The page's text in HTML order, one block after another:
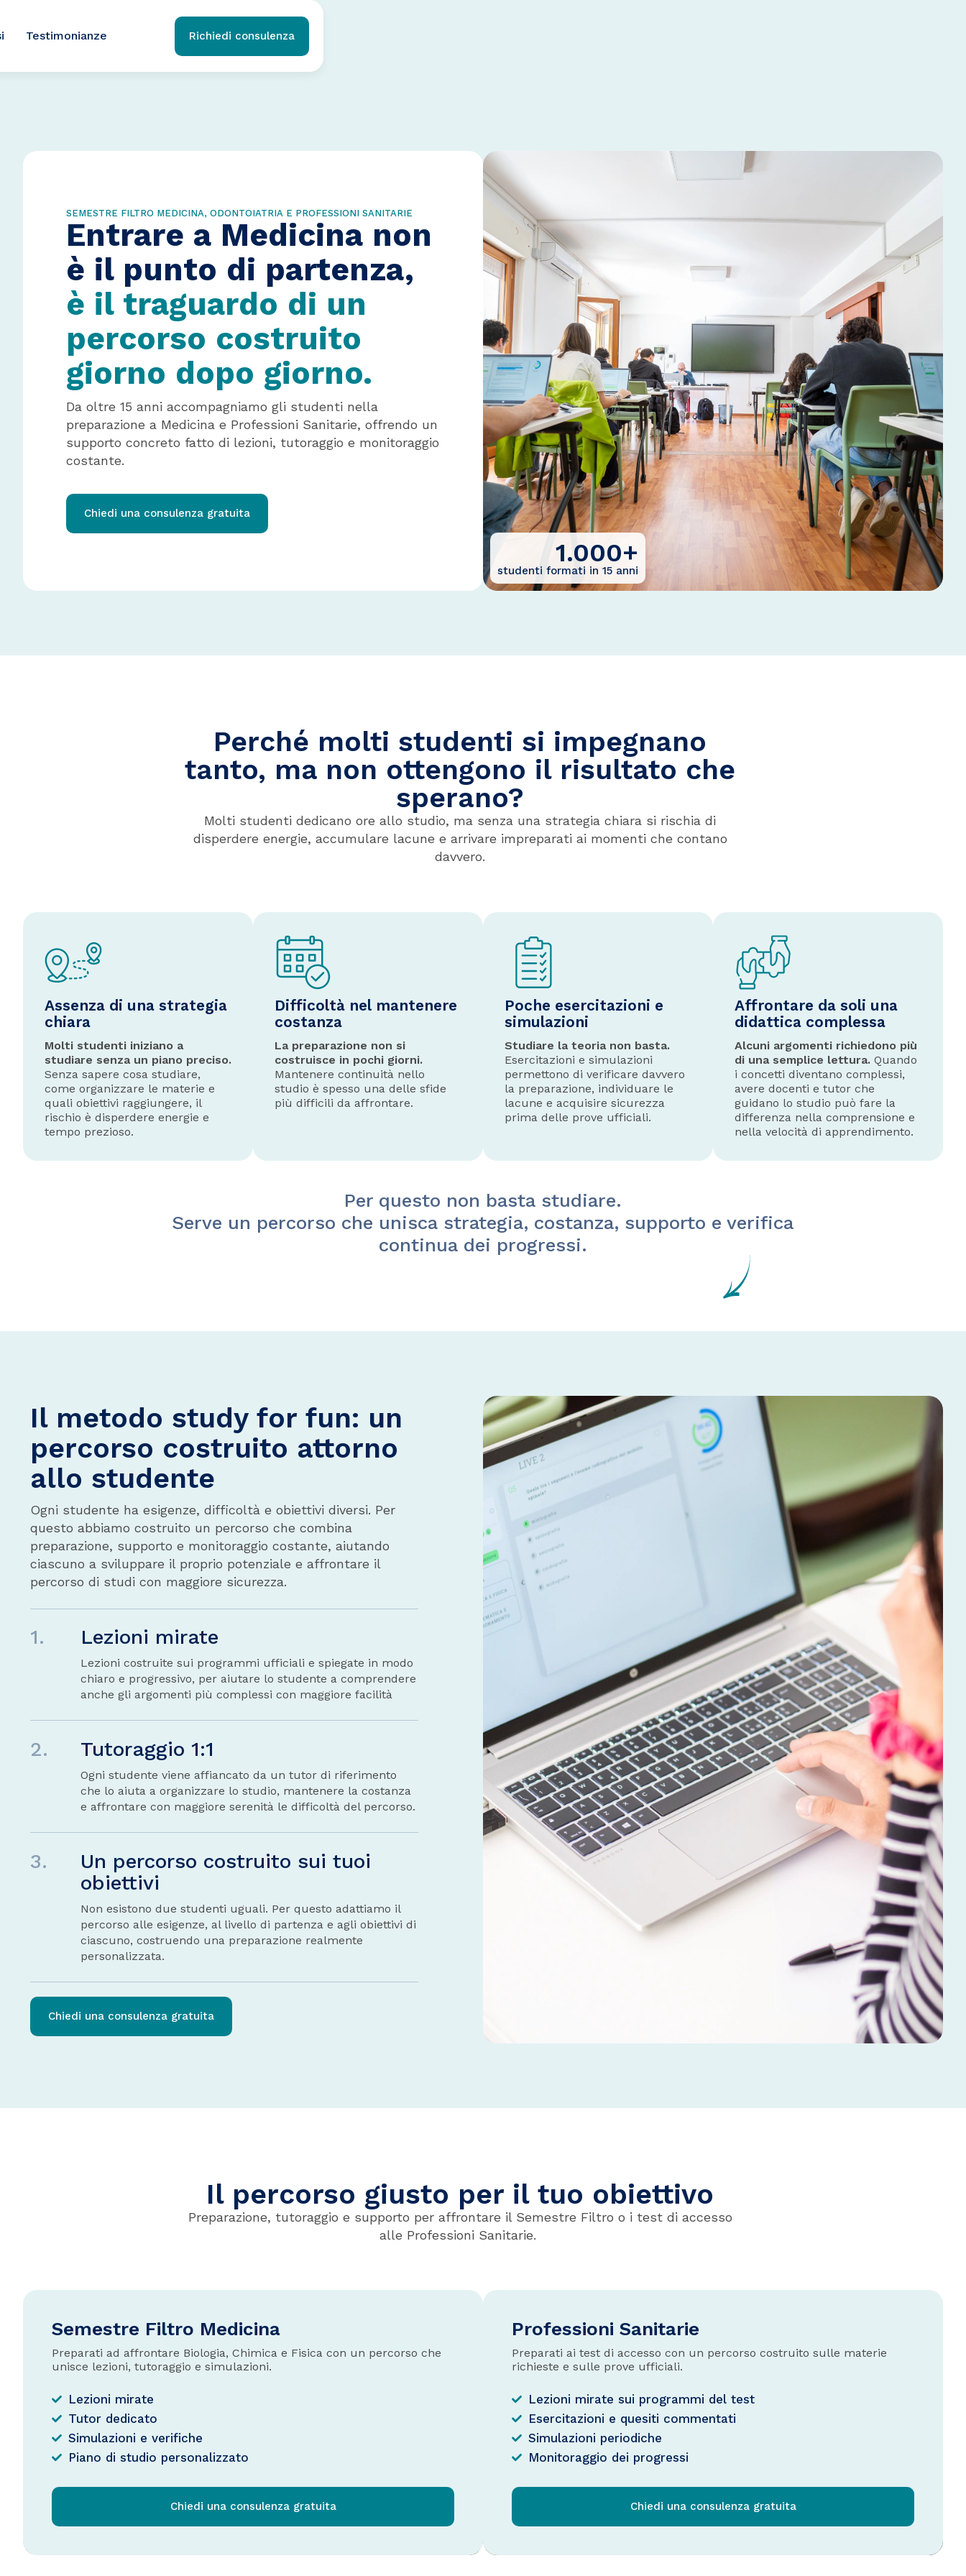
Testimonianze Richiedi consulenza
SEMESTRE FILTRO MEDICINA, ODONTOIATRIA E PROFESSIONI SANITARIE
Entrare a Medicina non
è il punto di partenza,
è il traguardo di un
percorso costruito
giorno dopo giorno.
Da oltre 15 anni accompagniamo gli studenti nella
preparazione a Medicina e Professioni Sanitarie, offrendo un
supporto concreto fatto di lezioni, tutoraggio e monitoraggio
costante.
Chiedi una consulenza gratuita
studenti formati in 15 anni
1.000+
Perché molti studenti si impegnano
tanto, ma non ottengono il risultato che
sperano?
Molti studenti dedicano ore allo studio, ma senza una strategia chiara si rischia di
disperdere energie, accumulare lacune e arrivare impreparati ai momenti che contano
davvero.
Assenza di una strategia
chiara
Molti studenti iniziano a
studiare senza un piano preciso.
Senza sapere cosa studiare,
come organizzare le materie e
quali obiettivi raggiungere, il
rischio è disperdere energie e
tempo prezioso.
Difficoltà nel mantenere
costanza
La preparazione non si
costruisce in pochi giorni.
Mantenere continuità nello
studio è spesso una delle sfide
più difficili da affrontare.
Poche esercitazioni e
simulazioni
Studiare la teoria non basta.
Esercitazioni e simulazioni
permettono di verificare davvero
la preparazione, individuare le
lacune e acquisire sicurezza
prima delle prove ufficiali.
Affrontare da soli una
didattica complessa
Alcuni argomenti richiedono più
di una semplice lettura. Quando
i concetti diventano complessi,
avere docenti e tutor che
guidano lo studio può fare la
differenza nella comprensione e
nella velocità di apprendimento.
Per questo non basta studiare.
Serve un percorso che unisca strategia, costanza, supporto e verifica
continua dei progressi.
Il metodo study for fun: un
percorso costruito attorno
allo studente
Ogni studente ha esigenze, difficoltà e obiettivi diversi. Per
questo abbiamo costruito un percorso che combina
preparazione, supporto e monitoraggio costante, aiutando
ciascuno a sviluppare il proprio potenziale e affrontare il
percorso di studi con maggiore sicurezza.
1. Lezioni mirate
Lezioni costruite sui programmi ufficiali e spiegate in modo
chiaro e progressivo, per aiutare lo studente a comprendere
anche gli argomenti più complessi con maggiore facilità
2. Tutoraggio 1:1
Ogni studente viene affiancato da un tutor di riferimento
che lo aiuta a organizzare lo studio, mantenere la costanza
e affrontare con maggiore serenità le difficoltà del percorso.
3.
Un percorso costruito sui tuoi
obiettivi
Non esistono due studenti uguali. Per questo adattiamo il
percorso alle esigenze, al livello di partenza e agli obiettivi di
ciascuno, costruendo una preparazione realmente
personalizzata.
Chiedi una consulenza gratuita
Il percorso giusto per il tuo obiettivo
Preparazione, tutoraggio e supporto per affrontare il Semestre Filtro o i test di accesso
alle Professioni Sanitarie.
Semestre Filtro Medicina
Preparati ad affrontare Biologia, Chimica e Fisica con un percorso che
unisce lezioni, tutoraggio e simulazioni.
Lezioni mirate
Tutor dedicato
Simulazioni e verifiche
Piano di studio personalizzato
Chiedi una consulenza gratuita
Professioni Sanitarie
Preparati ai test di accesso con un percorso costruito sulle materie
richieste e sulle prove ufficiali.
Lezioni mirate sui programmi del test
Esercitazioni e quesiti commentati
Simulazioni periodiche
Monitoraggio dei progressi
Chiedi una consulenza gratuita